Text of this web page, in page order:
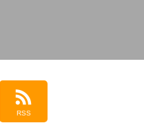
RSS